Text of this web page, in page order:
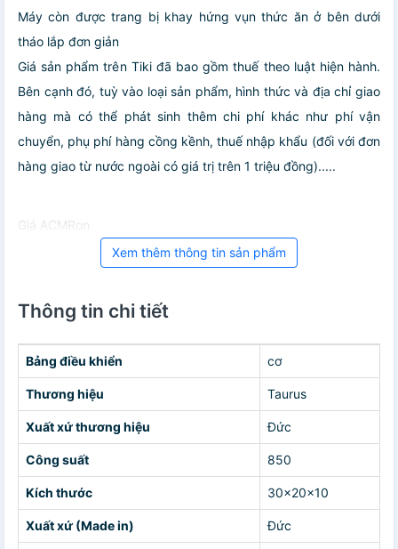
Máy còn được trang bị khay hứng vụn thức ăn ở bên dưới
tháo lắp đơn giản
Giá sản phẩm trên Tiki đã bao gồm thuế theo luật hiện hành.
Bên cạnh đó, tuỳ vào loại sản phẩm, hình thức và địa chỉ giao
hàng mà có thể phát sinh thêm chi phí khác như phí vận
chuyển, phụ phí hàng cồng kềnh, thuế nhập khẩu (đối với đơn
hàng giao từ nước ngoài có giá trị trên 1 triệu đồng).....
Giá ACMRon
Xem thêm thông tin sản phẩm
Thông tin chi tiết
Bảng điều khiển cơ
Thương hiệu Taurus
Xuất xứ thương hiệu Đức
Công suất 850
Kích thước 30x20x10
Xuất xứ (Made in) Đức